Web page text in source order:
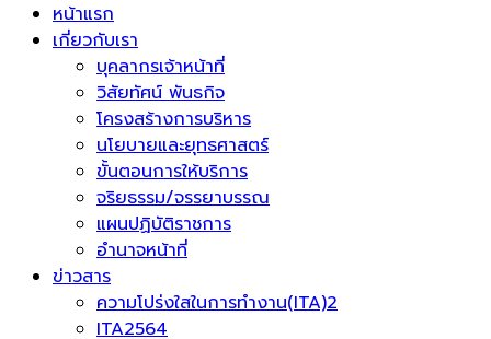
หน้าแรก
เกี่ยวกับเรา
บุคลากรเจ้าหน้าที่
วิสัยทัศน์ พันธกิจ
โครงสร้างการบริหาร
นโยบายและยุทธศาสตร์
ขั้นตอนการให้บริการ
จริยธรรม/จรรยาบรรณ
แผนปฏิบัติราชการ
อำนาจหน้าที่
ข่าวสาร
ความโปร่งใสในการทำงาน(ITA)2
ITA2564